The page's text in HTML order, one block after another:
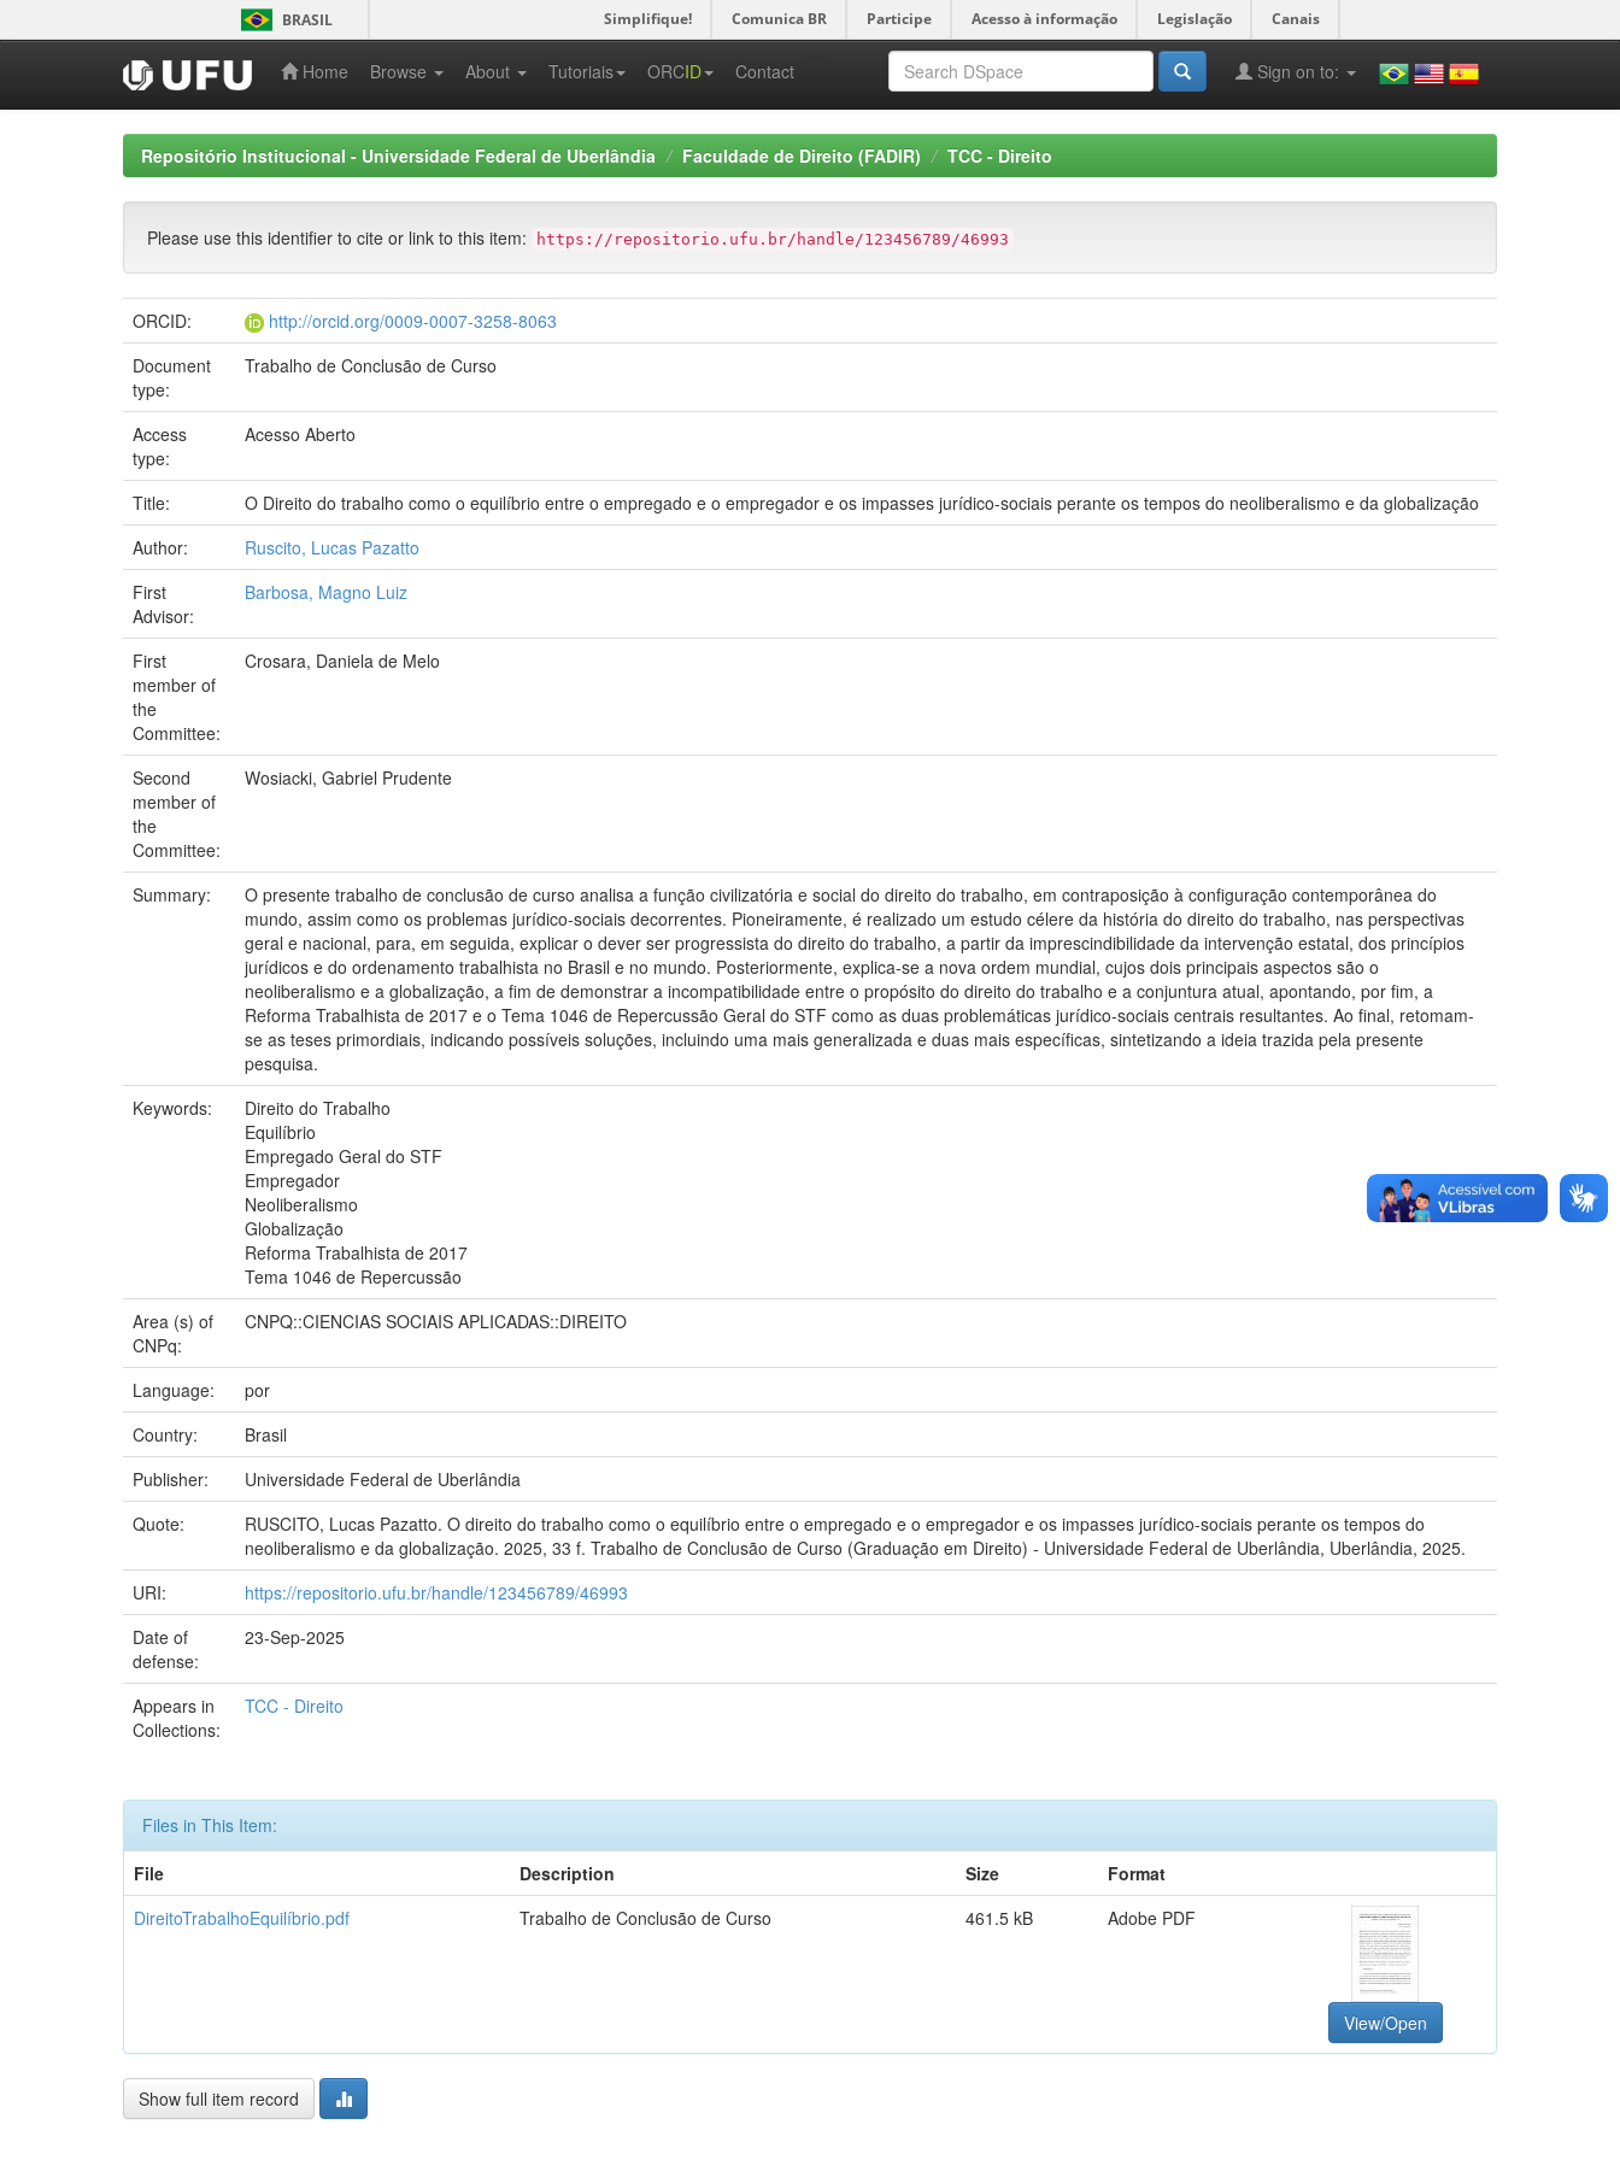
navigation
BRASIL Simplifique! Comunica BR Participe Acesso à informação Legislação Canais
Home Browse About Tutoriais ORCID Contact Sign on to:
Repositório Institucional - Universidade Federal de Uberlândia Faculdade de Direito (FADIR) TCC - Direito
Please use this identifier to cite or link to this item: https://repositorio.ufu.br/handle/123456789/46993
ORCID:
http://orcid.org/0009-0007-3258-8063
Document
type:
Trabalho de Conclusão de Curso
Access
type:
Acesso Aberto
Title:
O Direito do trabalho como o equilíbrio entre o empregado e o empregador e os impasses jurídico-sociais perante os tempos do neoliberalismo e da globalização
Author:
Ruscito, Lucas Pazatto
First
Advisor:
Barbosa, Magno Luiz
First
member of
the
Committee:
Crosara, Daniela de Melo
Second
member of
the
Committee:
Wosiacki, Gabriel Prudente
Summary:
O presente trabalho de conclusão de curso analisa a função civilizatória e social do direito do trabalho, em contraposição à configuração contemporânea do
mundo, assim como os problemas jurídico-sociais decorrentes. Pioneiramente, é realizado um estudo célere da história do direito do trabalho, nas perspectivas
geral e nacional, para, em seguida, explicar o dever ser progressista do direito do trabalho, a partir da imprescindibilidade da intervenção estatal, dos princípios
jurídicos e do ordenamento trabalhista no Brasil e no mundo. Posteriormente, explica-se a nova ordem mundial, cujos dois principais aspectos são o
neoliberalismo e a globalização, a fim de demonstrar a incompatibilidade entre o propósito do direito do trabalho e a conjuntura atual, apontando, por fim, a
Reforma Trabalhista de 2017 e o Tema 1046 de Repercussão Geral do STF como as duas problemáticas jurídico-sociais centrais resultantes. Ao final, retomam-
se as teses primordiais, indicando possíveis soluções, incluindo uma mais generalizada e duas mais específicas, sintetizando a ideia trazida pela presente
pesquisa.
Keywords:
Direito do Trabalho
Equilíbrio
Empregado Geral do STF
Empregador
Neoliberalismo
Globalização
Reforma Trabalhista de 2017
Tema 1046 de Repercussão
Area (s) of
CNPq:
CNPQ::CIENCIAS SOCIAIS APLICADAS::DIREITO
Language:
por
Country:
Brasil
Publisher:
Universidade Federal de Uberlândia
Quote:
RUSCITO, Lucas Pazatto. O direito do trabalho como o equilíbrio entre o empregado e o empregador e os impasses jurídico-sociais perante os tempos do
neoliberalismo e da globalização. 2025, 33 f. Trabalho de Conclusão de Curso (Graduação em Direito) - Universidade Federal de Uberlândia, Uberlândia, 2025.
URI:
https://repositorio.ufu.br/handle/123456789/46993
Date of
defense:
23-Sep-2025
Appears in
Collections:
TCC - Direito
Files in This Item:
File
Description Size
Format
DireitoTrabalhoEquilíbrio.pdf
Trabalho de Conclusão de Curso 461.5 kB Adobe PDF
View/Open
Show full item record